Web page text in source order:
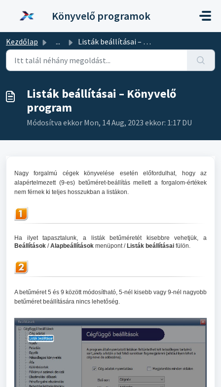
Könyvelő programok
Kezdőlap ... Listák beállításai – Könyvelő program
Listák beállításai – Könyvelő
program
Módosítva ekkor Mon, 14 Aug, 2023 ekkor: 1:17 DU
Nagy forgalmú cégek könyvelése esetén előfordulhat, hogy az
alapértelmezett (9-es) betűméret-beállítás mellett a forgalom-értékek
nem férnek ki teljes hosszukban a listákon.
Ha ilyet tapasztalunk, a listák betűméretét kisebbre vehetjük, a
Beállítások /Alapbeállítások menüpont /Listák beállításai fülön.
A betűméret 5 és 9 között módosítható, 5-nél kisebb vagy 9-nél nagyobb
betűméret beállítására nincs lehetőség.